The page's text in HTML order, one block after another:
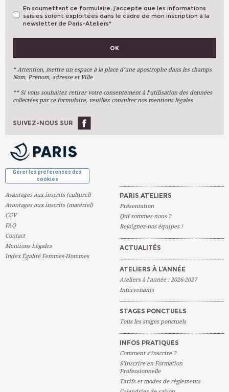
VOS PRÉFÉRENCES
Arts Plastiques
Arts Du Texte
Arts Numériques
Ateliers À L'année
En soumettant ce formulaire, j’accepte que les informations
saisies soient exploitées dans le cadre de mon inscription à la
newsletter de Paris-Ateliers*
OK
* Attention, mettre un espace à la place d’une apostrophe dans les champs
Nom, Prénom, adresse et Ville
** Si vous souhaitez retirer votre consentement à l’utilisation des données
collectées par ce formulaire, veuillez consulter nos mentions légales
SUIVEZ-NOUS SUR
Gérer les préférences des
cookies
Avantages aux inscrits (culturel)
Avantages aux inscrits (matériel)
CGV
FAQ
Contact
Mentions Légales
Index Égalité Femmes-Hommes
PARIS ATELIERS
Présentation
Qui sommes-nous ?
Rejoignez-nos équipes !
ACTUALITÉS
ATELIERS À L’ANNÉE
Ateliers à l’année : 2026-2027
Intervenants
STAGES PONCTUELS
Tous les stages ponctuels
INFOS PRATIQUES
Comment s’inscrire ?
S’inscrire en Formation
Professionnelle
Tarifs et modes de règlements